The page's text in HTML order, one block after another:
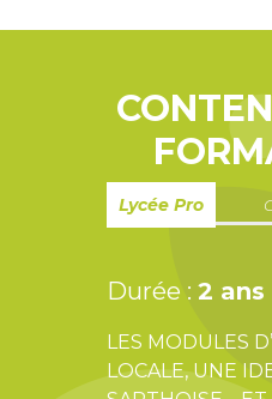
Lycée Pro
Durée : 2 ans
LES MODULES
LOCALE, UNE